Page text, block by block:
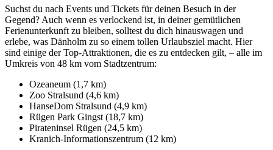
Suchst du nach Events und Tickets für deinen Besuch in der
Gegend? Auch wenn es verlockend ist, in deiner gemütlichen
Ferienunterkunft zu bleiben, solltest du dich hinauswagen und
erlebe, was Dänholm zu so einem tollen Urlaubsziel macht. Hier
sind einige der Top-Attraktionen, die es zu entdecken gilt, – alle im
Umkreis von 48 km vom Stadtzentrum:
Ozeaneum (1,7 km)
Zoo Stralsund (4,6 km)
HanseDom Stralsund (4,9 km)
Rügen Park Gingst (18,7 km)
Pirateninsel Rügen (24,5 km)
Kranich-Informationszentrum (12 km)